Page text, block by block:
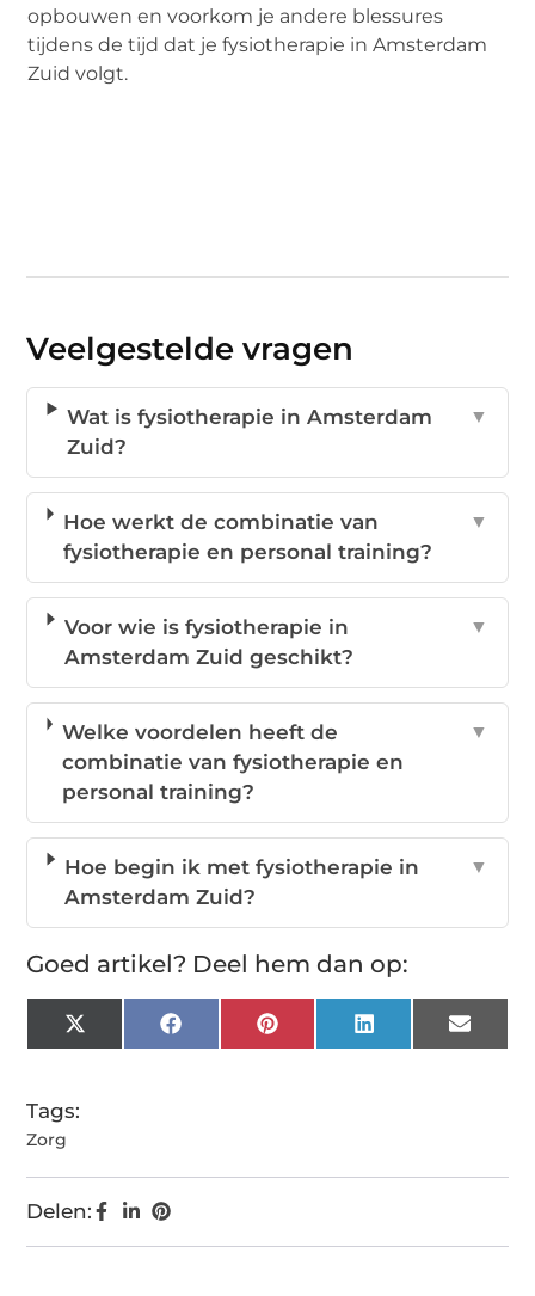
opbouwen en voorkom je andere blessures
tijdens de tijd dat je fysiotherapie in Amsterdam
Zuid volgt.
Veelgestelde vragen
Wat is fysiotherapie in Amsterdam
Zuid?
▼
Hoe werkt de combinatie van
fysiotherapie en personal training?
▼
Voor wie is fysiotherapie in
Amsterdam Zuid geschikt?
▼
Welke voordelen heeft de
combinatie van fysiotherapie en
personal training?
▼
Hoe begin ik met fysiotherapie in
Amsterdam Zuid?
▼
Goed artikel? Deel hem dan op:
X
(Twitter)
FacebookPinterest LinkedIn Email
Tags:
Zorg
Delen: